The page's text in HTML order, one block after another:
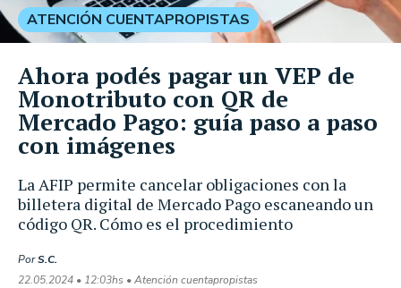
La AFIP permite cancelar obligaciones con la
billetera digital de Mercado Pago escaneando un
código QR. Cómo es el procedimiento
PorS.C.
22.05.2024 • 12:03hs • Atención cuentapropistas
ATENCIÓN CUENTAPROPISTAS
Ahora podés pagar un VEP de
Monotributo con QR de
Mercado Pago: guía paso a paso
con imágenes